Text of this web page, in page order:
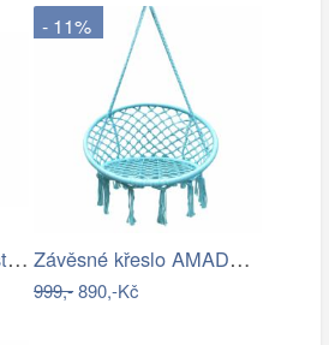
Závěsné křeslo FAIO starorůžová
- 11%
Závěsné křeslo AMADO 2 NEW Tempo Kondela
999,-890,-Kč